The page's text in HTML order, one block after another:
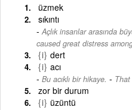
üzmek
sıkıntı
Açlık insanlar arasında
caused great distress
{i} dert
{i} acı
Bu acıklı bir hikaye. -
zor bir durum
{i} üzüntü